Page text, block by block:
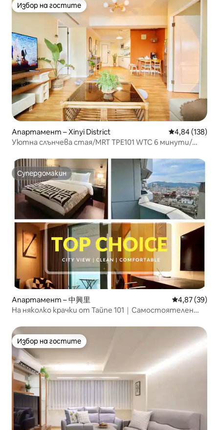
Избор на гостите
Избор на гостите
Апартамент – Xinyi District Средна
4,84 (138)
Уютна слънчева стая/MRT TPE101 WTC 6 минути/
Супердомакин
Супердомакин
Апартамент – 中興里 Средна
4,87 (39)
На няколко крачки от Тайпе 101｜Самостоятелен
Избор на гостите
Избор на гостите